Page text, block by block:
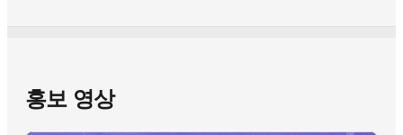
홍보 영상